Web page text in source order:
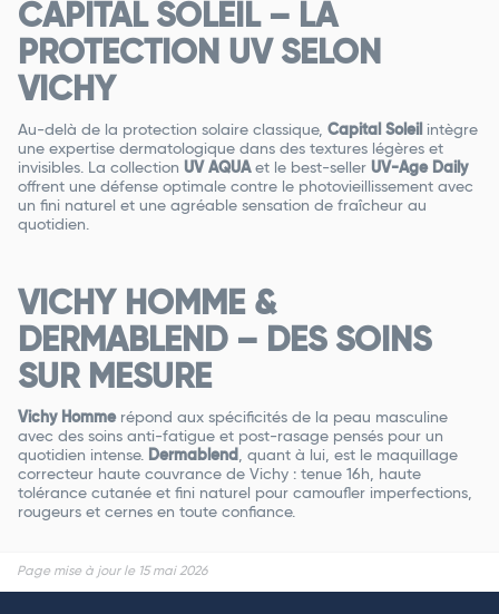
CAPITAL SOLEIL – LA
PROTECTION UV SELON
VICHY
Au-delà de la protection solaire classique, Capital Soleil intègre
une expertise dermatologique dans des textures légères et
invisibles. La collection UV AQUAet le best-seller UV-Age Daily
offrent une défense optimale contre le photovieillissement avec
un fini naturel et une agréable sensation de fraîcheur au
quotidien.
VICHY HOMME &
DERMABLEND – DES SOINS
SUR MESURE
Vichy Hommerépond aux spécificités de la peau masculine
avec des soins anti-fatigue et post-rasage pensés pour un
quotidien intense. Dermablend , quant à lui, est le maquillage
correcteur haute couvrance de Vichy : tenue 16h, haute
tolérance cutanée et fini naturel pour camoufler imperfections,
rougeurs et cernes en toute confiance.
Page mise à jour le 15 mai 2026